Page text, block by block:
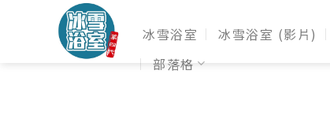
冰雪浴室 冰雪浴室 (影片)
部落格